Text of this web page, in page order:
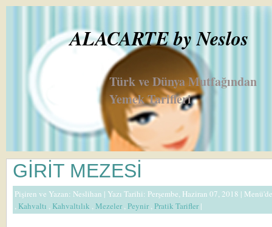
ALACARTE by Neslos
Türk ve Dünya Mutfağından
Yemek Tarifleri
GİRİT MEZESİ
Pişiren ve Yazan: Neslihan | Yazı Tarihi: Perşembe, Haziran 07, 2018 |
, Kahvaltı , Kahvaltılık ,Mezeler,Peynir,Pratik Tarifler|